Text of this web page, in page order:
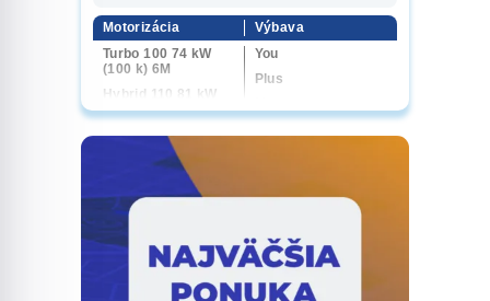
Motorizácia
Turbo 100 74 kW
(100 k) 6M
Hybrid 110 81 kW
(110 k) 6AT
Výbava
You
Plus